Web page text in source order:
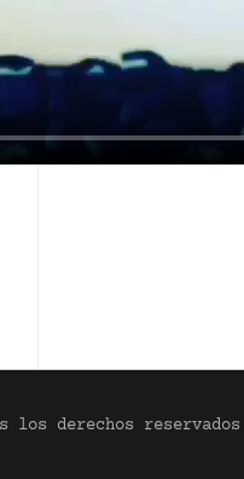
los derechos